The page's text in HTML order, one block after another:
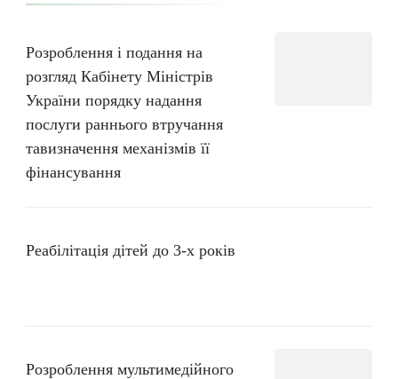
Розроблення і подання на
розгляд Кабінету Міністрів
України порядку надання
послуги раннього втручання
тавизначення механізмів її
фінансування
Реабілітація дітей до 3-х років
Розроблення мультимедійного